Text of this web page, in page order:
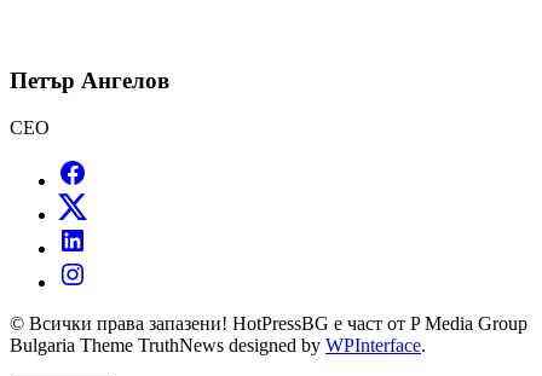
Петър Ангелов
CEO
© Всички права запазени! HotPressBG е част от P Media Group
Bulgaria Theme TruthNews designed by WPInterface.